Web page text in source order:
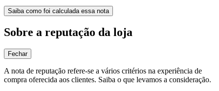
Saiba como foi calculada essa nota
Sobre a reputação da loja
Fechar
A nota de reputação refere-se a vários critérios na experiência de
compra oferecida aos clientes. Saiba o que levamos a consideração.